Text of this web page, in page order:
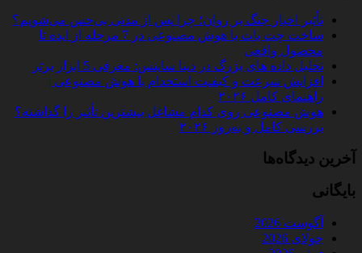
تأثیر اخبار جنگ بر روان؛ چرا پس از مدتی بی‌حس می‌شویم؟
ساخت چت‌ بات با هوش مصنوعی در 7 مرحله از ایده تا
محصول واقعی
تحلیل داده‌ های بزرگ در دیتا ساینس: معرفی 5 ابزار برتر
افزایش سرعت و کیفیت استخدام با هوش مصنوعی |
راهنمای کامل ۲۰۲۶
هوش مصنوعی روی کدام مشاغل بیشترین تأثیر را گذاشته؟
بررسی کامل و به‌روز ۲۰۲۶
آخرین دیدگاه‌ها
بایگانی
آگوست 2026
جولای 2026